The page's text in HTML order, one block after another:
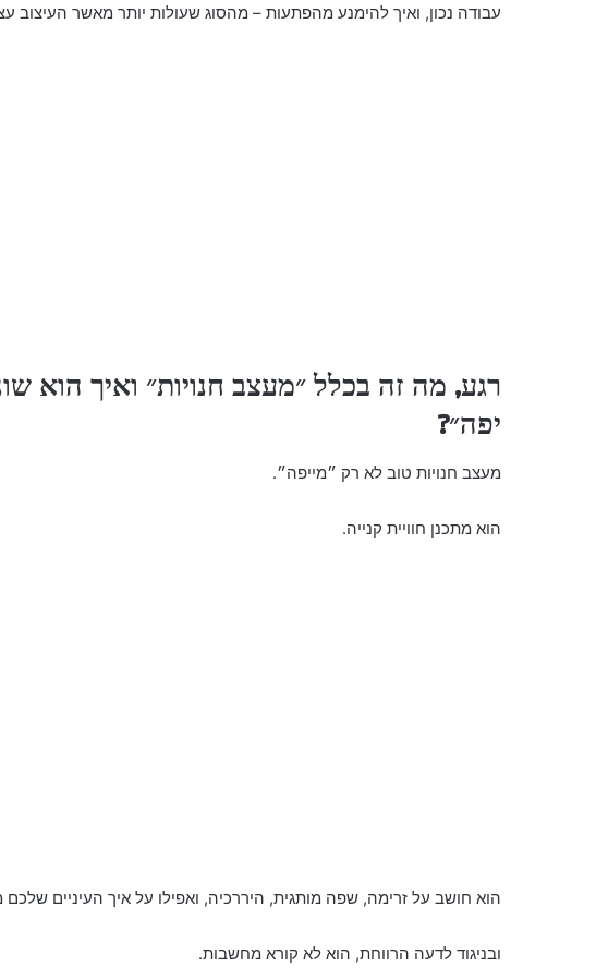
עבודה נכון, ואיך להימנע מהפתעות – מהסוג שעולות יותר מאשר העיצוב
רגע, מה זה בכלל ״מעצב חנויות״ ואיך הוא
יפה״?
מעצב חנויות טוב לא רק ״מייפה״.
הוא מתכנן חוויית קנייה.
הוא חושב על זרימה, שפה מותגית, היררכיה, ואפילו על איך העיניים שלכם
ובניגוד לדעה הרווחת, הוא לא קורא מחשבות.